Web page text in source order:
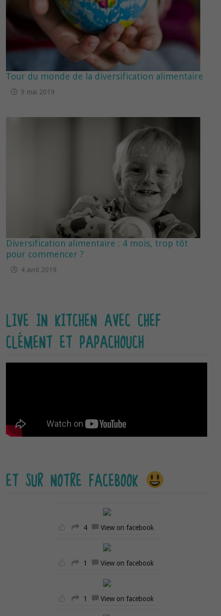
Tour du monde de la diversification alimentaire
9 mai 2019
Diversification alimentaire : 4 mois, trop tôt
pour commencer ?
4 avril 2019
LIVE IN KITCHEN AVEC CHEF
CLÉMENT ET PAPACHOUCH
ET SUR NOTRE FACEBOOK
4 View on facebook
1 View on facebook
1 View on facebook